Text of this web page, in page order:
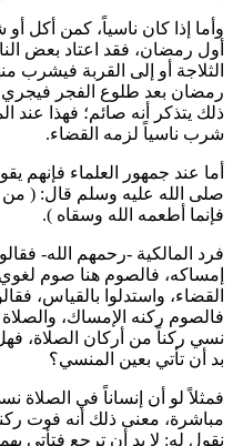
وأما إذا كان ناسياً، كمن أكل
أول رمضان، فقد اعتاد بعض
الثلاجة أو إلى القربة فيشرب
رمضان بعد طلوع الفجر
ذلك يتذكر أنه صائم؛ فهذا عند
شرب ناسياً لزمه القضاء.
أما عند جمهور العلماء فإنهم
صلى الله عليه وسلم قال: ( من
فإنما أطعمه الله وسقاه ).
فرد المالكية -رحمهم الله-
إمساكه، فالصوم هنا صوم
القضاء، واستدلوا بالقياس،
فالصوم ركنه الإمساك، والصلاة
نسي ركناً من أركان الصلاة،
بد أن تأتي بعين المنسي؟
فمثلاً لو أن إنساناً في الصلاة
مباشرة، معنى ذلك أنه فوت
نقول له: لا بد أن ترجع فتأتي